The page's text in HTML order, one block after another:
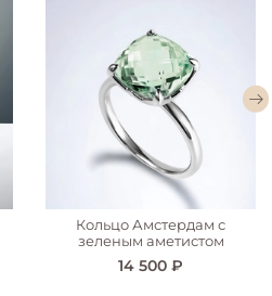
Кольцо Амстердам с
зеленым аметистом
14 500 ₽